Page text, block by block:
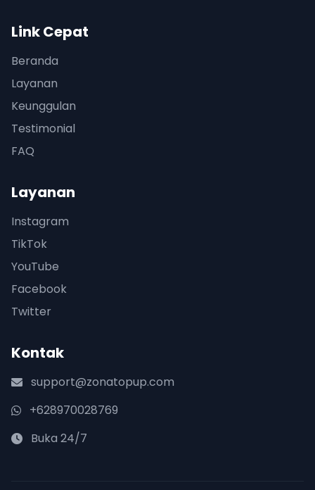
Link Cepat
Beranda
Layanan
Keunggulan
Testimonial
FAQ
Layanan
Instagram
TikTok
YouTube
Facebook
Twitter
Kontak
support@zonatopup.com
+628970028769
Buka 24/7